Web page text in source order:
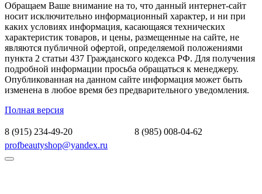
Обращаем Ваше внимание на то, что данный интернет-сайт
носит исключительно информационный характер, и ни при
каких условиях информация, касающаяся технических
характеристик товаров, и цены, размещенные на сайте, не
являются публичной офертой, определяемой положениями
пункта 2 статьи 437 Гражданского кодекса РФ. Для получения
подробной информации просьба обращаться к менеджеру.
Опубликованная на данном сайте информация может быть
изменена в любое время без предварительного уведомления.
Полная версия
8 (915) 234-49-20
8 (985) 008-04-62
profbeautyshop@yandex.ru